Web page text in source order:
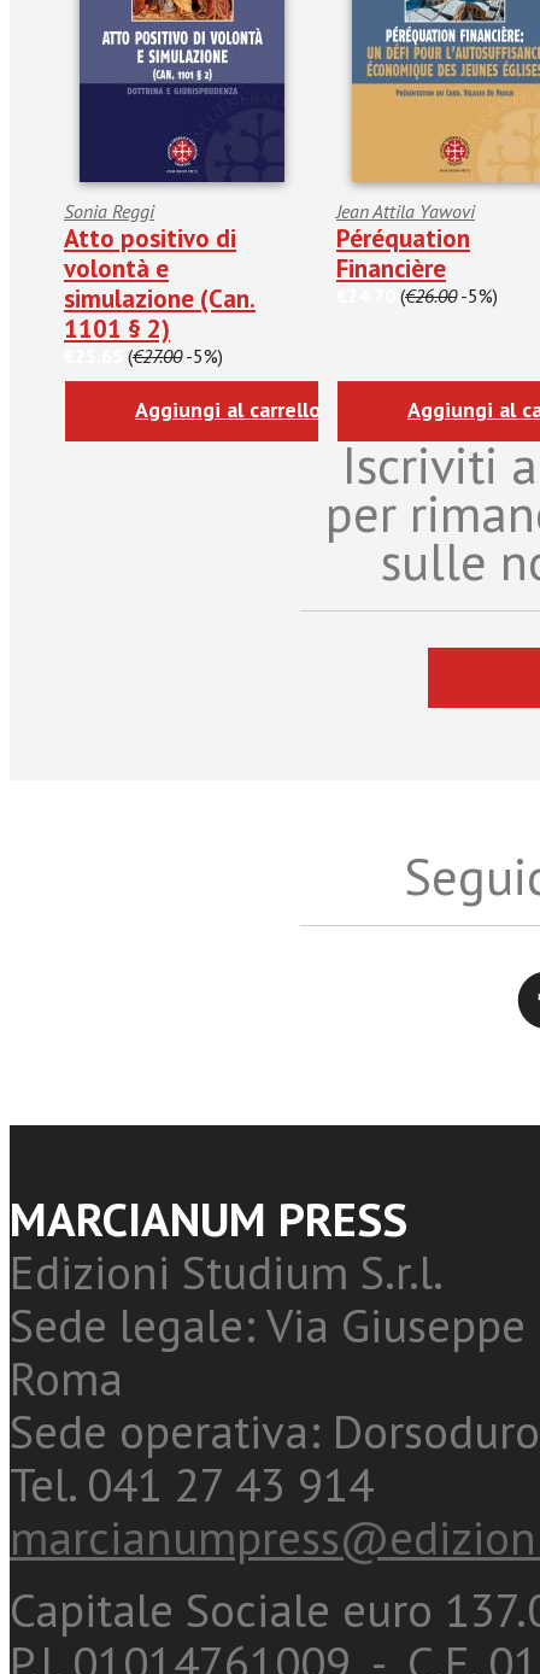
Sonia Reggi
Atto positivo di
volontà e
simulazione (Can.
1101 § 2)
(€27.00-5%)
Aggiungi al carrello
Jean Attila Yawovi
Péréquation
Financière
(€26.00-5%)
Aggiungi al
Iscriviti
per
sulle
MARCIANUM PRESS
Edizioni Studium S.r.l.
Sede legale: Via
Roma
Sede operativa:
Tel. 041 27 43 914
Capitale Sociale euro